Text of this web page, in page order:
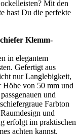
Mit den
hast Du die perfekte
Klemm-
in elegantem
Gefertigt aus
nur Langlebigkeit,
Höhe von 50 mm und
und
Farbton
und
erfolgt im praktischen
achten kannst.